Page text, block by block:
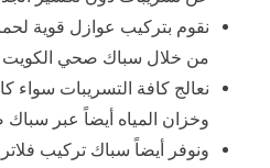
نقوم بتركيب عوازل قوية
من خلال سباك صحي الكويت
نعالج كافة التسريبات سواء
وخزان المياه أيضاً عبر
ونوفر أيضاً سباك تركيب